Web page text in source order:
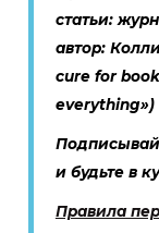
статьи:
автор:
cure for
everything»)
и будьте в
Правила